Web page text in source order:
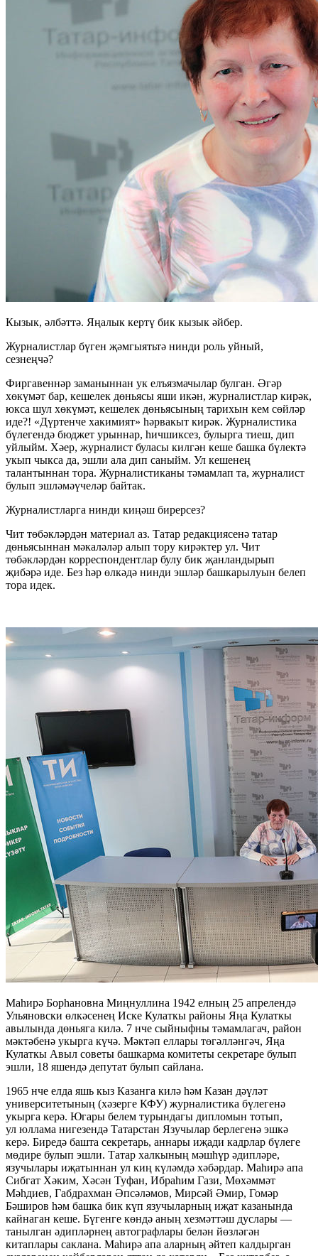
Кызык, әлбәттә. Яңалык кертү бик кызык әйбер.
Журналистлар бүген җәмгыятьтә нинди роль уйный,
сезнеңчә?
Фиргавеннәр заманыннан ук елъязмачылар булган. Әгәр
хөкүмәт бар, кешелек дөньясы яши икән, журналистлар кирәк,
юкса шул хөкүмәт, кешелек дөньясының тарихын кем сөйләр
иде?! «Дүртенче хакимият» һәрвакыт кирәк. Журналистика
бүлегендә бюджет урыннар, һичшиксез, булырга тиеш, дип
уйлыйм. Хәер, журналист буласы килгән кеше башка бүлектә
укып чыкса да, эшли ала дип саныйм. Ул кешенең
талантыннан тора. Журналистиканы тәмамлап та, журналист
булып эшләмәүчеләр байтак.
Журналистларга нинди киңәш бирерсез?
Чит төбәкләрдән материал аз. Татар редакциясенә татар
дөньясыннан мәкаләләр алып тору кирәктер ул. Чит
төбәкләрдән корреспондентлар булу бик җанландырып
җибәрә иде. Без һәр өлкәдә нинди эшләр башкарылуын белеп
тора идек.
Маһирә Борһановна Миңнуллина 1942 елның 25 апрелендә
Ульяновски өлкәсенең Иске Кулаткы районы Яңа Кулаткы
авылында дөньяга килә. 7 нче сыйныфны тәмамлагач, район
мәктәбенә укырга күчә. Мәктәп еллары төгәлләнгәч, Яңа
Кулаткы Авыл советы башкарма комитеты секретаре булып
эшли, 18 яшендә депутат булып сайлана.
1965 нче елда яшь кыз Казанга килә һәм Казан дәүләт
университетының (хәзерге КФУ) журналистика бүлегенә
укырга керә. Югары белем турындагы дипломын тотып,
ул юллама нигезендә Татарстан Язучылар берлегенә эшкә
керә. Биредә башта секретарь, аннары иҗади кадрлар бүлеге
мөдире булып эшли. Татар халкының мәшһүр әдипләре,
язучылары иҗатыннан ул киң күләмдә хәбәрдар. Маһирә апа
Сибгат Хәким, Хәсән Туфан, Ибраһим Гази, Мөхәммәт
Мәһдиев, Габдрахман Әпсәләмов, Мирсәй Әмир, Гомәр
Бәширов һәм башка бик күп язучыларның иҗат казанында
кайнаган кеше. Бүгенге көндә аның хезмәттәш дуслары —
танылган әдипләрнең автографлары белән йөзләгән
китаплары саклана. Маһирә апа аларның әйтеп калдырган